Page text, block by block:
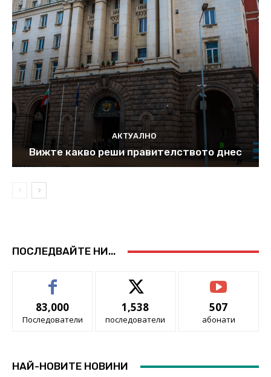
АКТУАЛНО
Вижте какво реши правителството днес
ПОСЛЕДВАЙТЕ НИ...
83,000
Последователи
1,538
последователи
507
абонати
НАЙ-НОВИТЕ НОВИНИ